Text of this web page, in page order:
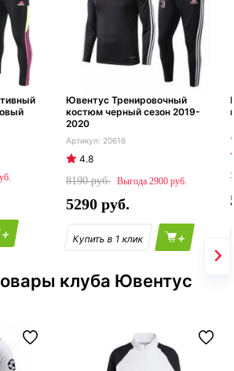
+
Ювентус Тренировочный
костюм черный сезон 2019-
2020
20616
4.8
8190
2900
5290
+
клуба Ювентус